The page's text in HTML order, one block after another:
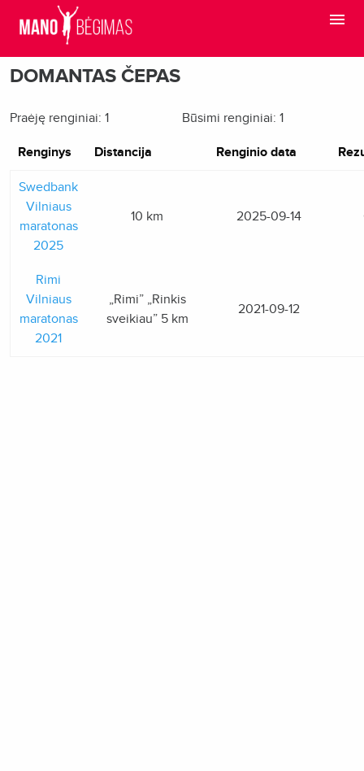
DOMANTAS ČEPAS
Praėję renginiai: 1 Būsimi renginiai: 1
Renginys Distancija Renginio data
Swedbank
Vilniaus
maratonas
2025
10 km 2025-09-14
Rimi
Vilniaus
maratonas
2021
„Rimi” „Rinkis
sveikiau” 5 km
2021-09-12